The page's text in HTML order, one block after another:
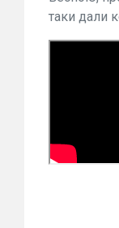
таки дали